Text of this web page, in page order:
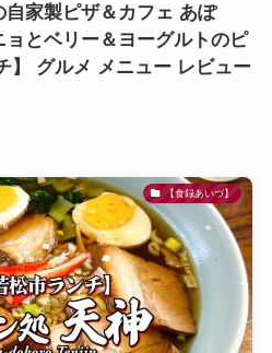
家製ピザ＆カフェ あぽ
ョとベリー＆ヨーグルトのピ
】 グルメ メニュー レビュー
【食録あいづ】